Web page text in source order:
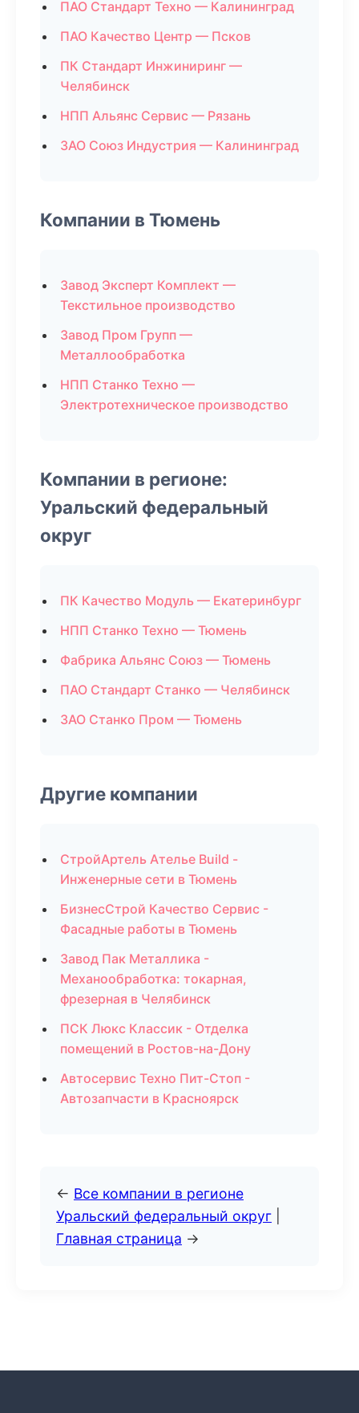
ПАО Стандарт Техно — Калининград
ПАО Качество Центр — Псков
ПК Стандарт Инжиниринг —
Челябинск
НПП Альянс Сервис — Рязань
ЗАО Союз Индустрия — Калининград
Компании в Тюмень
Завод Эксперт Комплект —
Текстильное производство
Завод Пром Групп —
Металлообработка
НПП Станко Техно —
Электротехническое производство
Компании в регионе:
Уральский федеральный
округ
ПК Качество Модуль — Екатеринбург
НПП Станко Техно — Тюмень
Фабрика Альянс Союз — Тюмень
ПАО Стандарт Станко — Челябинск
ЗАО Станко Пром — Тюмень
Другие компании
СтройАртель Ателье Build -
Инженерные сети в Тюмень
БизнесСтрой Качество Сервис -
Фасадные работы в Тюмень
Завод Пак Металлика -
Механообработка: токарная,
фрезерная в Челябинск
ПСК Люкс Классик - Отделка
помещений в Ростов-на-Дону
Автосервис Техно Пит-Стоп -
Автозапчасти в Красноярск
← Все компании в регионе
Уральский федеральный округ
Главная страница →